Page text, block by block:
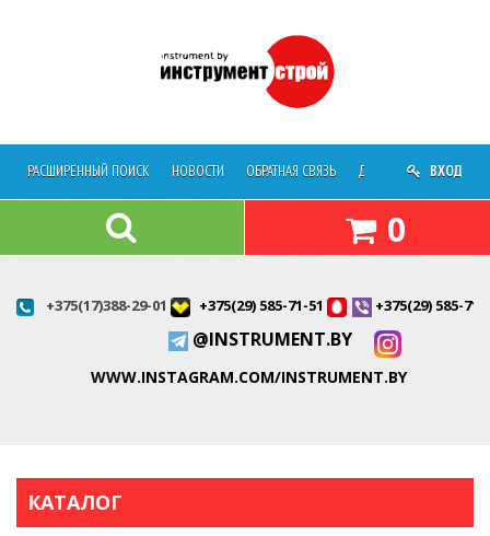
РАСШИРЕННЫЙ ПОИСК НОВОСТИ ОБРАТНАЯ СВЯЗЬ ДОСТАВКА О
ВХОД
0
+375(17)388-29-01 +375(29) 585-71-51 +375(29) 585-71-
@INSTRUMENT.BY
WWW.INSTAGRAM.COM/INSTRUMENT.BY
КАТАЛОГ